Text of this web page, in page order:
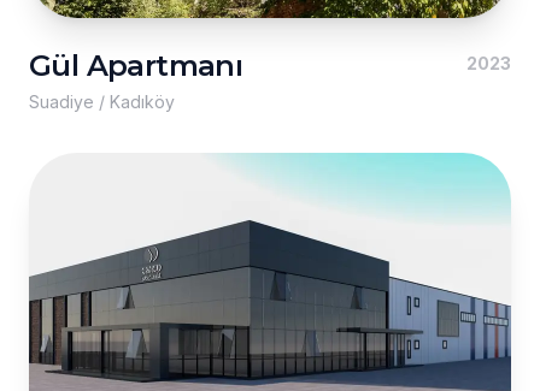
Gül Apartmanı
2023
Suadiye / Kadıköy